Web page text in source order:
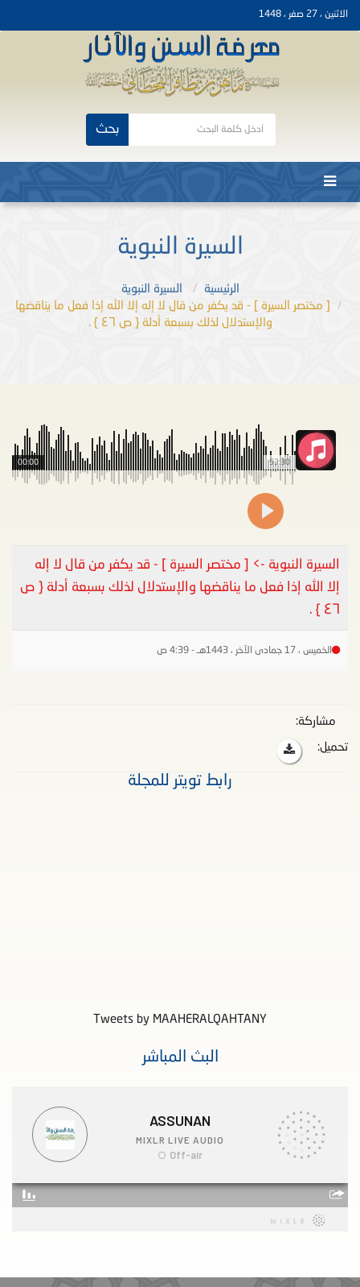
الاثنين ، 27 صفر ، 1448
بحث
السيرة النبوية
الرئيسية
السيرة النبوية
[ مختصر السيرة ] - قد يكفر من قال لا إله إلا الله إذا فعل ما يناقضها
والإستدلال لذلك بسبعة أدلة { ص ٤٦ } .
53:30
00:00
السيرة النبوية -> [ مختصر السيرة ] - قد يكفر من قال لا إله
إلا الله إذا فعل ما يناقضها والإستدلال لذلك بسبعة أدلة { ص
٤٦ } .
الخميس ، 17 جمادى الآخر ، 1443هـ - 4:39 ص
مشاركة:
تحميل:
رابط تويتر للمجلة
Tweets by MAAHERALQAHTANY
البث المباشر